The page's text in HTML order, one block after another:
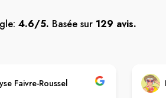
4.6/5. Basée sur 129 avis.
Faivre-Roussel